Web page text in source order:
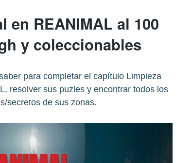
en REANIMAL al 100
y coleccionables
para completar el capítulo Limpieza
resolver sus puzles y encontrar todos los
secretos de sus zonas.